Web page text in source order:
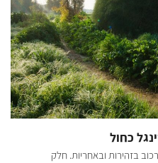
על כבישי הביטחון לכוון
של קק"ל. מכאן פונים שמאלה על
הנקראים אבו מועליק. פונים
ומשם נתחיל לחזור אל הכביש
ממגדל התצפית של קק"ל. מנקודה זו אפשר
יואב לביא מפה: *המידע מתוך
עם קק"ל
כחול
בזהירות ובאחריות. חלק